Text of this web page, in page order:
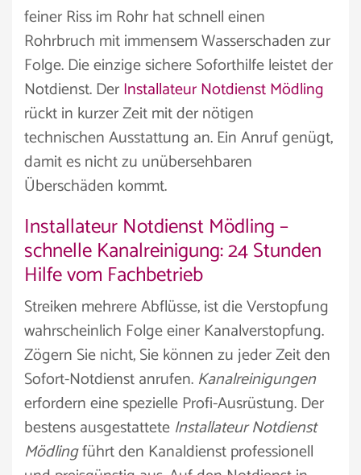
feiner Riss im Rohr hat schnell einen
Rohrbruch mit immensem Wasserschaden zur
Folge. Die einzige sichere Soforthilfe leistet der
Notdienst. DerInstallateur Notdienst Mödling
rückt in kurzer Zeit mit der nötigen
technischen Ausstattung an. Ein Anruf genügt,
damit es nicht zu unübersehbaren
Überschäden kommt.
Installateur Notdienst Mödling –
schnelle Kanalreinigung: 24 Stunden
Hilfe vom Fachbetrieb
Streiken mehrere Abflüsse, ist die Verstopfung
wahrscheinlich Folge einer Kanalverstopfung.
Zögern Sie nicht, Sie können zu jeder Zeit den
Sofort-Notdienst anrufen. Kanalreinigungen
erfordern eine spezielle Profi-Ausrüstung. Der
bestens ausgestattete Installateur Notdienst
Mödlingführt den Kanaldienst professionell